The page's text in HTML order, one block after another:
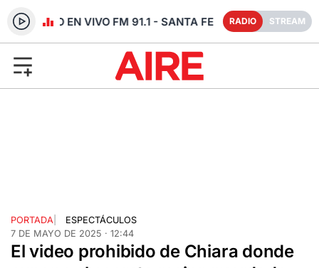
RADIO EN VIVO FM 91.1 - SANTA FE RADIO STREAM
PORTADA
ESPECTÁCULOS
7 DE MAYO DE 2025 · 12:44
El video prohibido de Chiara donde